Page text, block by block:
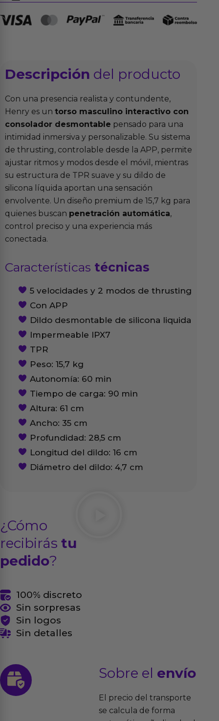
Descripción del producto
Con una presencia realista y contundente,
Henry es un torso masculino interactivo con
consolador desmontable pensado para una
intimidad inmersiva y personalizable. Su sistema
de thrusting, controlable desde la APP, permite
ajustar ritmos y modos desde el móvil, mientras
su estructura de TPR suave y su dildo de
silicona líquida aportan una sensación
envolvente. Un diseño premium de 15,7 kg para
quienes buscan penetración automática,
control preciso y una experiencia más
conectada.
Características técnicas
5 velocidades y 2 modos de thrusting
Con APP
Dildo desmontable de silicona liquida
Impermeable IPX7
TPR
Peso: 15,7 kg
Autonomía: 60 min
Tiempo de carga: 90 min
Altura: 61 cm
Ancho: 35 cm
Profundidad: 28,5 cm
Longitud del dildo: 16 cm
Diámetro del dildo: 4,7 cm
¿Cómo
recibirás tu
pedido?
100% discreto
Sin sorpresas
Sin logos
Sin detalles
Sobre el envío
El precio del transporte
se calcula de forma